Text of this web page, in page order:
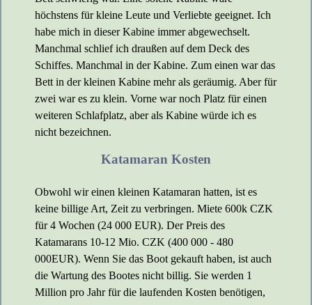
höchstens für kleine Leute und Verliebte geeignet. Ich
habe mich in dieser Kabine immer abgewechselt.
Manchmal schlief ich draußen auf dem Deck des
Schiffes. Manchmal in der Kabine. Zum einen war das
Bett in der kleinen Kabine mehr als geräumig. Aber für
zwei war es zu klein. Vorne war noch Platz für einen
weiteren Schlafplatz, aber als Kabine würde ich es
nicht bezeichnen.
Katamaran Kosten
Obwohl wir einen kleinen Katamaran hatten, ist es
keine billige Art, Zeit zu verbringen. Miete 600k CZK
für 4 Wochen (24 000 EUR). Der Preis des
Katamarans 10-12 Mio. CZK (400 000 - 480
000EUR). Wenn Sie das Boot gekauft haben, ist auch
die Wartung des Bootes nicht billig. Sie werden 1
Million pro Jahr für die laufenden Kosten benötigen,